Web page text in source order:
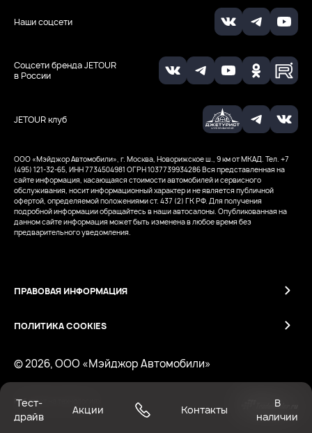
JETOUR клуб
Соцсети бренда JETOUR
в России
Наши соцсети
ООО «Мэйджор Автомобили», г. Москва, Новорижское ш., 9 км от МКАД. Тел. +7
(495) 121-32-65, ИНН 7734504981 ОГРН 1037739934286Вся представленная на
сайте информация, касающаяся стоимости автомобилей и сервисного
обслуживания, носит информационный характер и не является публичной
офертой, определяемой положениями ст. 437 (2) ГК РФ. Для получения
подробной информации обращайтесь в наши автосалоны. Опубликованная на
данном сайте информация может быть изменена в любое время без
предварительного уведомления.
© 2026, ООО «Мэйджор Автомобили»
ПРАВОВАЯ ИНФОРМАЦИЯ
ПОЛИТИКА COOKIES
Работает на технологиях
Тест-
драйв
Акции Контакты
В
наличии